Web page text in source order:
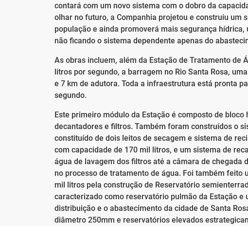
contará com um novo sistema com o dobro da
olhar no futuro, a Companhia projetou e construiu um
população e ainda promoverá mais segurança
não ficando o sistema dependente apenas do
As obras incluem, além da Estação de Tratamento de
litros por segundo, a barragem no Rio Santa Rosa,
e 7 km de adutora. Toda a infraestrutura está pronta
segundo.
Este primeiro módulo da Estação é composto de
decantadores e filtros. Também foram construídos o
constituído de dois leitos de secagem e sistema de
com capacidade de 170 mil litros, e um sistema de
água de lavagem dos filtros até a câmara de chegada
no processo de tratamento de água. Foi também
mil litros pela construção de Reservatório
caracterizado como reservatório pulmão da Estação
distribuição e o abastecimento da cidade de Santa
diâmetro 250mm e reservatórios elevados